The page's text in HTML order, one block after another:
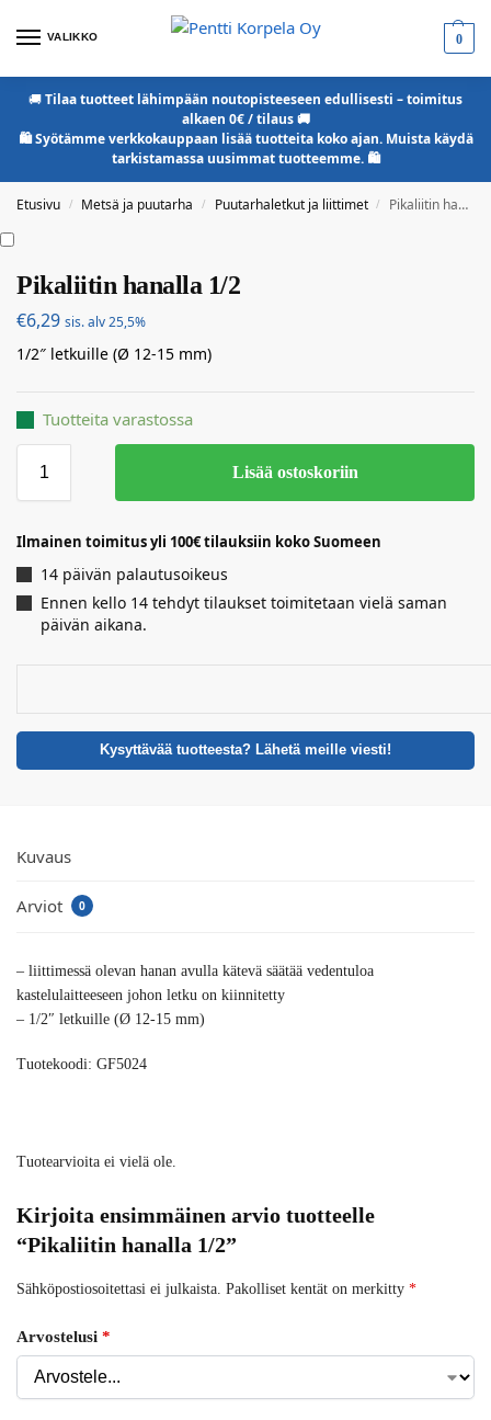
VALIKKO 0
🚚Tilaa tuotteet lähimpään noutopisteeseen edullisesti – toimitus
alkaen 0€ / tilaus 🚚
🛍️ Syötämme verkkokauppaan lisää tuotteita koko ajan. Muista käydä
tarkistamassa uusimmat tuotteemme. 🛍️
Etusivu / Metsä ja puutarha / Puutarhaletkut ja liittimet / Pikaliitin hanalla 1/2
Pikaliitin hanalla 1/2
€6,29 sis. alv 25,5%
1/2″ letkuille (Ø 12-15 mm)
Tuotteita varastossa
Lisää ostoskoriin
Ilmainen toimitus yli 100€ tilauksiin koko Suomeen
14 päivän palautusoikeus
Ennen kello 14 tehdyt tilaukset toimitetaan vielä saman
päivän aikana.
Kysyttävää tuotteesta? Lähetä meille viesti!
Kuvaus
Arviot 0
– liittimessä olevan hanan avulla kätevä säätää vedentuloa
kastelulaitteeseen johon letku on kiinnitetty
– 1/2″ letkuille (Ø 12-15 mm)
Tuotekoodi: GF5024
Tuotearvioita ei vielä ole.
Kirjoita ensimmäinen arvio tuotteelle
“Pikaliitin hanalla 1/2”
Sähköpostiosoitettasi ei julkaista. Pakolliset kentät on merkitty *
Arvostelusi *